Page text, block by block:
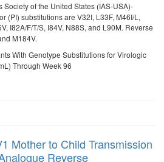
Society of the United States (IAS-USA)-
(PI) substitutions are V32I, L33F, M46I/L,
I82A/F/T/S, I84V, N88S, and L90M. Reverse
M184V.
With Genotype Substitutions for Virologic
Through Week 96
Mother to Child Transmission
Reverse